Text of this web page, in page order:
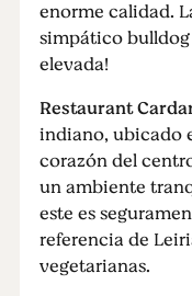
enorme calidad.
simpático bulldog
elevada!
Restaurant
indiano, ubicado
corazón del
un ambiente
este es
referencia de
vegetarianas.